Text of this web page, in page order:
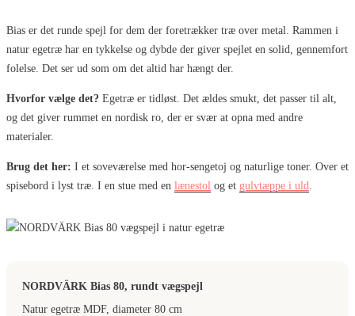
Bias er det runde spejl for dem der foretrækker træ over metal. Rammen i
natur egetræ har en tykkelse og dybde der giver spejlet en solid, gennemfort
folelse. Det ser ud som om det altid har hængt der.
Hvorfor vælge det? Egetræ er tidløst. Det ældes smukt, det passer til alt,
og det giver rummet en nordisk ro, der er svær at opna med andre
materialer.
Brug det her: I et soveværelse med hor-sengetoj og naturlige toner. Over et
spisebord i lyst træ. I en stue med en lænestol og et gulvtæppe i uld
NORDVÄRK Bias 80, rundt vægspejl
Natur egetræ MDF, diameter 80 cm